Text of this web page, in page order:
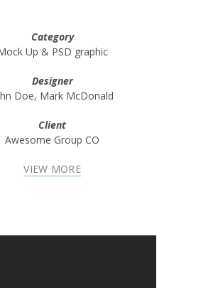
Category
Up & PSD graphic
Designer
Doe, Mark McDonald
Client
Awesome Group CO
VIEW MORE